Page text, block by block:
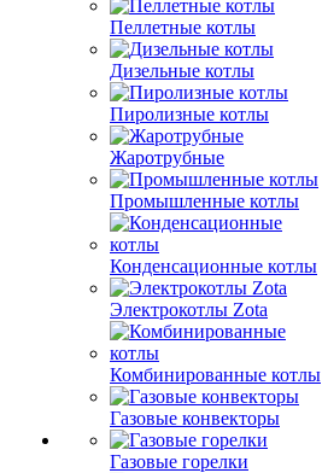
Пеллетные котлы
Дизельные котлы
Пиролизные котлы
Жаротрубные
Промышленные котлы
Конденсационные котлы
Электрокотлы Zota
Комбинированные котлы
Газовые конвекторы
Газовые горелки